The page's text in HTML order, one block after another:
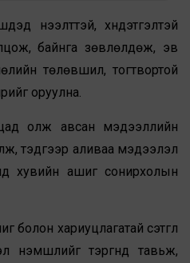
нээлттэй, хүндэтгэлтэй
байнга зөвлөлдөж, эв
төлөвшил, тогтвортой
оруулна.
олж авсан мэдээллийн
тэдгээр аливаа мэдээлэл
хувийн ашиг сонирхолын
хариуцлагатай сэтгүүл
үнэмшлийг тэргүүнд тавьж,